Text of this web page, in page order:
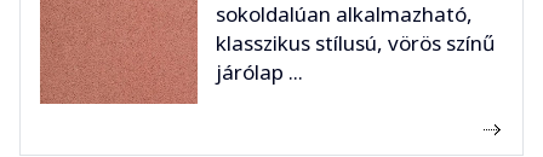
sokoldalúan alkalmazható,
klasszikus stílusú, vörös színű
járólap ...